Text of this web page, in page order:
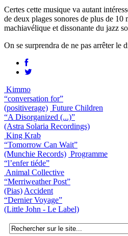
Certes cette musique va autant
de deux plages sonores de plus de
machiavélique et dissonante du jazz
On se surprendra de ne pas arrêter le
Kimmo
“conversation for”
(positiverage) Future Children
“A Disorganized (...)”
(Astra Solaria Recordings)
King Krab
“Tomorrow Can Wait”
(Munchie Records) Programme
“l’enfer tiéde”
Animal Collective
“Merriweather Post”
(Pias) Accident
“Dernier Voyage”
(Little John - Le Label)